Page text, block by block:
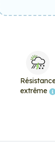
extrême